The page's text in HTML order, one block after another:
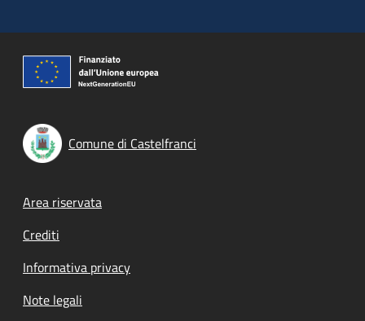
Comune di Castelfranci
Footer menu
Area riservata
Crediti
Informativa privacy
Note legali